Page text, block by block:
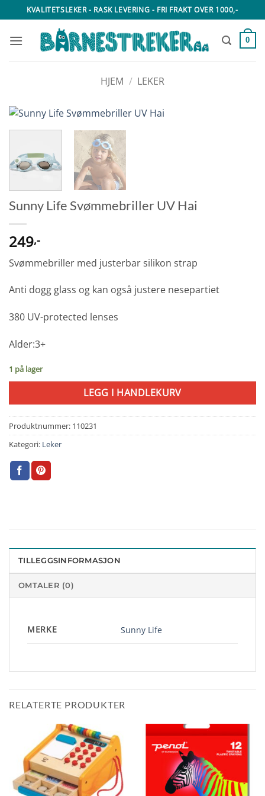
to
content
KVALITETSLEKER - RASK LEVERING - FRI FRAKT OVER 1000,-
0
HJEM / LEKER
Sunny Life Svømmebriller UV Hai
249,-
Svømmebriller med justerbar silikon strap
Anti dogg glass og kan også justere nesepartiet
380 UV-protected lenses
Alder:3+
1 på lager
LEGG I HANDLEKURV
Produktnummer: 110231
Kategori: Leker
TILLEGGSINFORMASJON
OMTALER (0)
MERKE Sunny Life
RELATERTE PRODUKTER